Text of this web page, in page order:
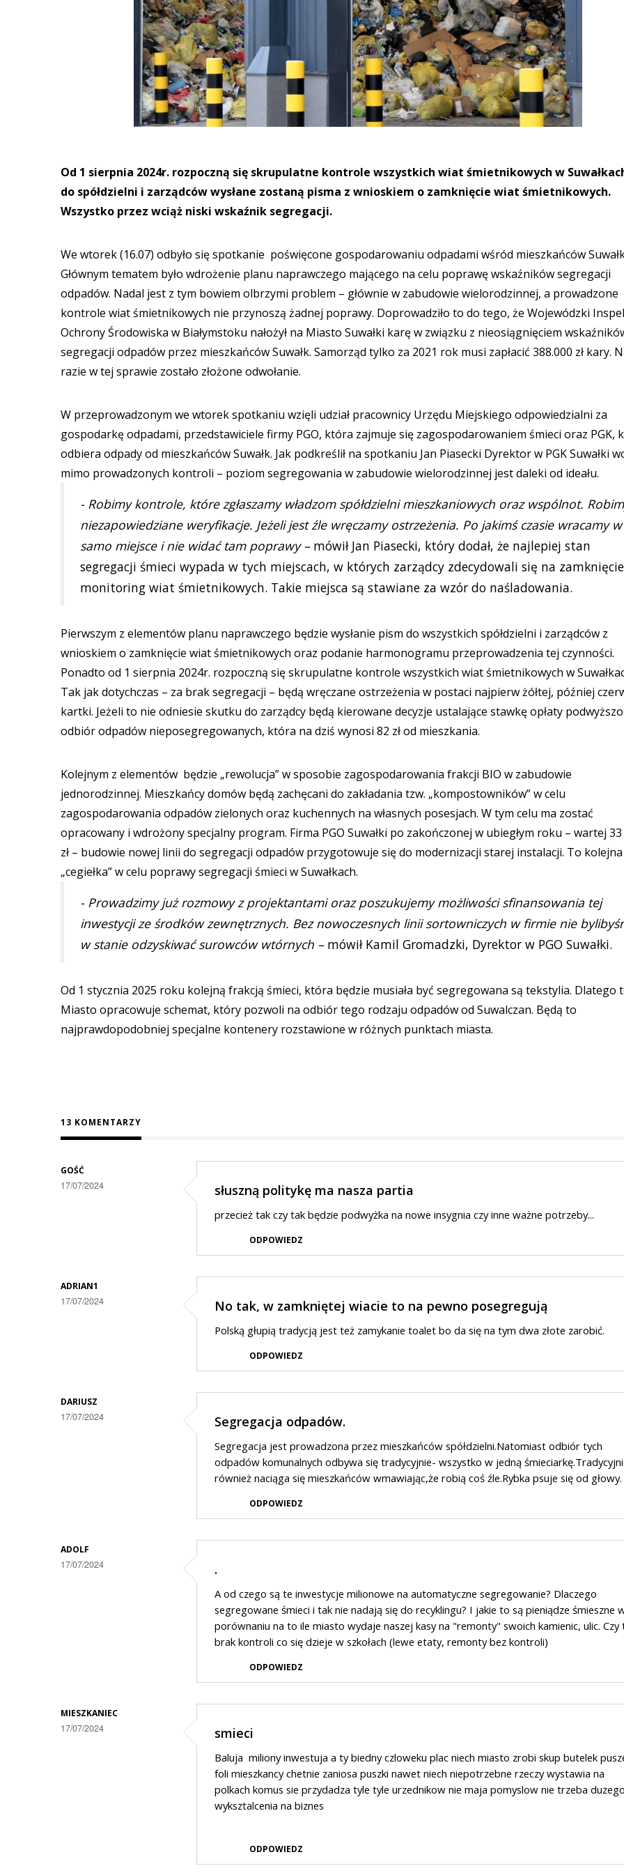
Od 1 sierpnia 2024r. rozpoczną się skrupulatne kontrole wszystkich wiat śmietnikowych w
do spółdzielni i zarządców wysłane zostaną pisma z wnioskiem o zamknięcie wiat śmietnikowych.
Wszystko przez wciąż niski wskaźnik segregacji.
We wtorek (16.07) odbyło się spotkanie poświęcone gospodarowaniu odpadami wśród mieszkańców
Głównym tematem było wdrożenie planu naprawczego mającego na celu poprawę wskaźników segregacji
odpadów. Nadal jest z tym bowiem olbrzymi problem – głównie w zabudowie wielorodzinnej, a prowadzone
kontrole wiat śmietnikowych nie przynoszą żadnej poprawy. Doprowadziło to do tego, że Wojewódzki
Ochrony Środowiska w Białymstoku nałożył na Miasto Suwałki karę w związku z nieosiągnięciem
segregacji odpadów przez mieszkańców Suwałk. Samorząd tylko za 2021 rok musi zapłacić 388.000 zł kary.
razie w tej sprawie zostało złożone odwołanie.
W przeprowadzonym we wtorek spotkaniu wzięli udział pracownicy Urzędu Miejskiego odpowiedzialni za
gospodarkę odpadami, przedstawiciele firmy PGO, która zajmuje się zagospodarowaniem śmieci oraz PGK,
odbiera odpady od mieszkańców Suwałk. Jak podkreślił na spotkaniu Jan Piasecki Dyrektor w PGK Suwałki
mimo prowadzonych kontroli – poziom segregowania w zabudowie wielorodzinnej jest daleki od ideału.
- Robimy kontrole, które zgłaszamy władzom spółdzielni mieszkaniowych oraz wspólnot.
niezapowiedziane weryfikacje. Jeżeli jest źle wręczamy ostrzeżenia. Po jakimś czasie wracamy
samo miejsce i nie widać tam poprawy –mówił Jan Piasecki, który dodał, że najlepiej stan
segregacji śmieci wypada w tych miejscach, w których zarządcy zdecydowali się na
monitoring wiat śmietnikowych. Takie miejsca są stawiane za wzór do naśladowania.
Pierwszym z elementów planu naprawczego będzie wysłanie pism do wszystkich spółdzielni i zarządców z
wnioskiem o zamknięcie wiat śmietnikowych oraz podanie harmonogramu przeprowadzenia tej czynności.
Ponadto od 1 sierpnia 2024r. rozpoczną się skrupulatne kontrole wszystkich wiat śmietnikowych w
Tak jak dotychczas – za brak segregacji – będą wręczane ostrzeżenia w postaci najpierw żółtej, później
kartki. Jeżeli to nie odniesie skutku do zarządcy będą kierowane decyzje ustalające stawkę opłaty
odbiór odpadów nieposegregowanych, która na dziś wynosi 82 zł od mieszkania.
Kolejnym z elementów będzie „rewolucja” w sposobie zagospodarowania frakcji BIO w zabudowie
jednorodzinnej. Mieszkańcy domów będą zachęcani do zakładania tzw. „kompostowników” w celu
zagospodarowania odpadów zielonych oraz kuchennych na własnych posesjach. W tym celu ma zostać
opracowany i wdrożony specjalny program. Firma PGO Suwałki po zakończonej w ubiegłym roku – wartej
zł – budowie nowej linii do segregacji odpadów przygotowuje się do modernizacji starej instalacji. To kolejna
„cegiełka” w celu poprawy segregacji śmieci w Suwałkach.
- Prowadzimy już rozmowy z projektantami oraz poszukujemy możliwości sfinansowania tej
inwestycji ze środków zewnętrznych. Bez nowoczesnych linii sortowniczych w firmie nie
w stanie odzyskiwać surowców wtórnych –mówił Kamil Gromadzki, Dyrektor w PGO Suwałki.
Od 1 stycznia 2025 roku kolejną frakcją śmieci, która będzie musiała być segregowana są tekstylia. Dlatego
Miasto opracowuje schemat, który pozwoli na odbiór tego rodzaju odpadów od Suwalczan. Będą to
najprawdopodobniej specjalne kontenery rozstawione w różnych punktach miasta.
13 KOMENTARZY
GOŚĆ
17/07/2024 słuszną politykę ma nasza partia
przecież tak czy tak będzie podwyżka na nowe insygnia czy inne ważne potrzeby...
ODPOWIEDZ
ADRIAN1
17/07/2024 No tak, w zamkniętej wiacie to na pewno posegregują
Polską głupią tradycją jest też zamykanie toalet bo da się na tym dwa złote zarobić.
ODPOWIEDZ
DARIUSZ
17/07/2024 Segregacja odpadów.
Segregacja jest prowadzona przez mieszkańców spółdzielni.Natomiast odbiór tych
odpadów komunalnych odbywa się tradycyjnie- wszystko w jedną
również naciąga się mieszkańców wmawiając,że robią coś źle.Rybka psuje się od głowy.
ODPOWIEDZ
ADOLF
17/07/2024 .
A od czego są te inwestycje milionowe na automatyczne segregowanie? Dlaczego
segregowane śmieci i tak nie nadają się do recyklingu? I jakie to są pieniądze śmieszne
porównaniu na to ile miasto wydaje naszej kasy na "remonty" swoich kamienic, ulic. Czy
brak kontroli co się dzieje w szkołach (lewe etaty, remonty bez kontroli)
ODPOWIEDZ
MIESZKANIEC
17/07/2024 smieci
Baluja miliony inwestuja a ty biedny czloweku plac niech miasto zrobi skup butelek
foli mieszkancy chetnie zaniosa puszki nawet niech niepotrzebne rzeczy wystawia na
polkach komus sie przydadza tyle tyle urzednikow nie maja pomyslow nie trzeba
wyksztalcenia na biznes
ODPOWIEDZ